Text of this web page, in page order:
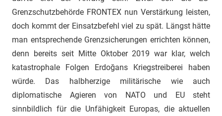
Grenzschutzbehörde FRONTEX nun Verstärkung leisten,
doch kommt der Einsatzbefehl viel zu spät. Längst hätte
man entsprechende Grenzsicherungen errichten können,
denn bereits seit Mitte Oktober 2019 war klar, welch
katastrophale Folgen Erdoğans Kriegstreiberei haben
würde. Das halbherzige militärische wie auch
diplomatische Agieren von NATO und EU steht
sinnbildlich für die Unfähigkeit Europas, die aktuellen